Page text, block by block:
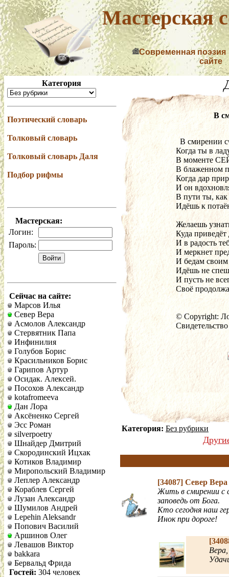
Мастерская
Современная поэзия
сайте
Категория
Поэтический словарь
Толковый словарь
Толковый словарь Даля
Подбор рифмы
Мастерская:
Логин:
Пароль:
Сейчас на сайте:
Марсов Илья
Север Вера
Асмолов Александр
Стервятник Папа
Инфинилия
Голубов Борис
Красильников Борис
Гарипов Артур
Осидак. Алексей.
Посохов Александр
kotafromeeva
Дан Лора
Аксёненко Сергей
Эсс Роман
silverpoetry
Шнайдер Дмитрий
Скородинский Ицхак
Котиков Владимир
Миропольский Владимир
Леплер Александр
Кораблев Сергей
Лузан Александр
Шумилов Андрей
Lepehin Aleksandr
Попович Василий
Аршинов Олег
Левашов Виктор
bakkara
Бервальд Фрида
Гостей: 304 человек
В
В смирении
Когда ты в
В моменте
В блаженном
Когда дар
И он
В пути ты,
Идёшь к
Желаешь
Куда приведёт
И в радость
И меркнет
И бедам своим
Идёшь не
И пусть не
Своё
© Copyright:
Категория: Без рубрики
[34087] Север Вера
Жить в смирении с
заповедь от Бога.
Кто сегодня наш
Инок при дороге!